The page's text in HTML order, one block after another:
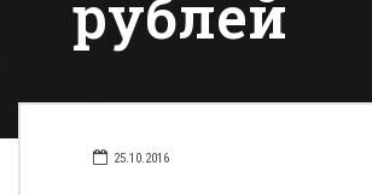
рублей
25.10.2016